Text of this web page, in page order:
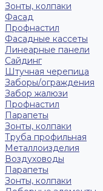
Зонты, колпаки
Фасад
Профнастил
Фасадные кассеты
Линеарные панели
Сайдинг
Штучная черепица
Заборы/ограждения
Забор жалюзи
Профнастил
Парапеты
Зонты, колпаки
Труба профильная
Металлоизделия
Воздуховоды
Парапеты
Зонты, колпаки